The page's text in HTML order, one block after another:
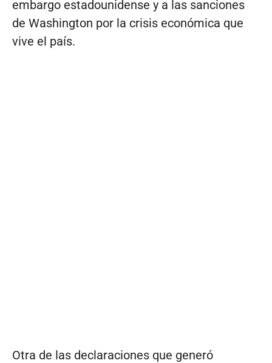
embargo estadounidense y a las sanciones
de Washington por la crisis económica que
vive el país.
Otra de las declaraciones que generó